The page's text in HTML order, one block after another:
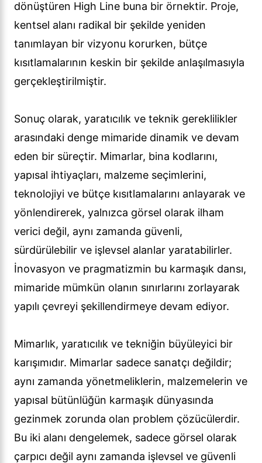
dönüştüren High Line buna bir örnektir. Proje,
kentsel alanı radikal bir şekilde yeniden
tanımlayan bir vizyonu korurken, bütçe
kısıtlamalarının keskin bir şekilde anlaşılmasıyla
gerçekleştirilmiştir.
Sonuç olarak, yaratıcılık ve teknik gereklilikler
arasındaki denge mimaride dinamik ve devam
eden bir süreçtir. Mimarlar, bina kodlarını,
yapısal ihtiyaçları, malzeme seçimlerini,
teknolojiyi ve bütçe kısıtlamalarını anlayarak ve
yönlendirerek, yalnızca görsel olarak ilham
verici değil, aynı zamanda güvenli,
sürdürülebilir ve işlevsel alanlar yaratabilirler.
İnovasyon ve pragmatizmin bu karmaşık dansı,
mimaride mümkün olanın sınırlarını zorlayarak
yapılı çevreyi şekillendirmeye devam ediyor.
Mimarlık, yaratıcılık ve tekniğin büyüleyici bir
karışımıdır. Mimarlar sadece sanatçı değildir;
aynı zamanda yönetmeliklerin, malzemelerin ve
yapısal bütünlüğün karmaşık dünyasında
gezinmek zorunda olan problem çözücülerdir.
Bu iki alanı dengelemek, sadece görsel olarak
çarpıcı değil aynı zamanda işlevsel ve güvenli